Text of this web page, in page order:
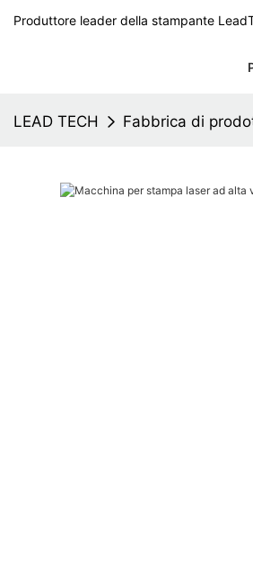
Produttore leader della stampante
LEAD TECH Fabbrica di